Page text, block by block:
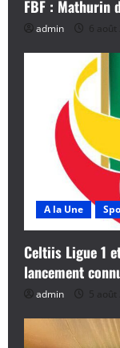
a
r
e
FBF : Mathurin
admin 6 août
A la Une
Celtiis Ligue 1
lancement
admin 5 août